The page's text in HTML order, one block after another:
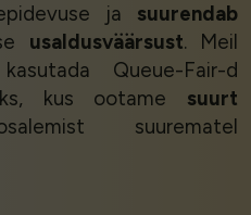
ja suurendab
usaldusväärsust. Meil
Queue-Fair-d
kus ootame suurt
suurematel